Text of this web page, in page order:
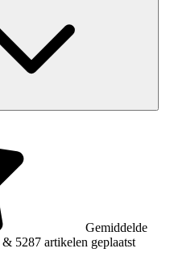
Gemiddelde
& 5287 artikelen geplaatst